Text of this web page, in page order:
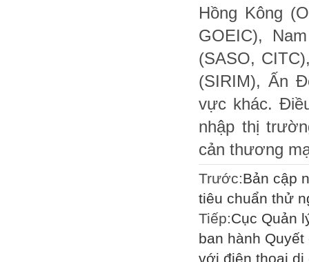
Hồng Kông
GOEIC),
(SASO,
(SIRIM), Ấn
vực khác.
nhập thị
cản thương
Trước:Bản cập
tiêu chuẩn thử
Tiếp:Cục Quản
ban hành
với điện thoại di